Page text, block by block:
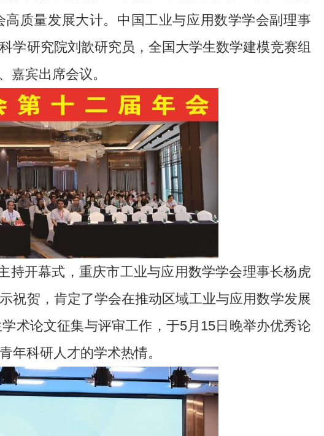
质量发展大计。中国工业与应用数学学会副理事
学研究院刘歆研究员，全国大学生数学建模竞赛组
嘉宾出席会议。
持开幕式，重庆市工业与应用数学学会理事长杨虎
祝贺，肯定了学会在推动区域工业与应用数学发展
术论文征集与评审工作，于5月15日晚举办优秀论
年科研人才的学术热情。